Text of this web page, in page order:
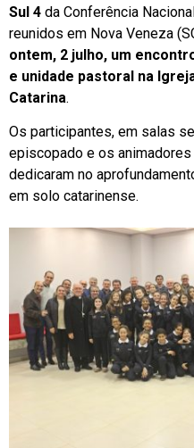
Sul 4 da Conferência
reunidos em Nova Veneza
ontem, 2 julho, um
e unidade pastoral na
Catarina.
Os participantes, em salas
episcopado e os
dedicaram no
em solo catarinense.